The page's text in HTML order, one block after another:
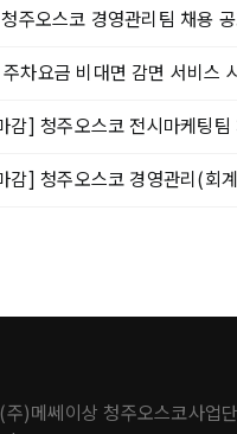
주오스코 경영관리팀 채용
차요금 비대면 감면 서비스
감] 청주오스코 전시마케팅
감] 청주오스코 경영관리(회
)메쎄이상 청주오스코사업단